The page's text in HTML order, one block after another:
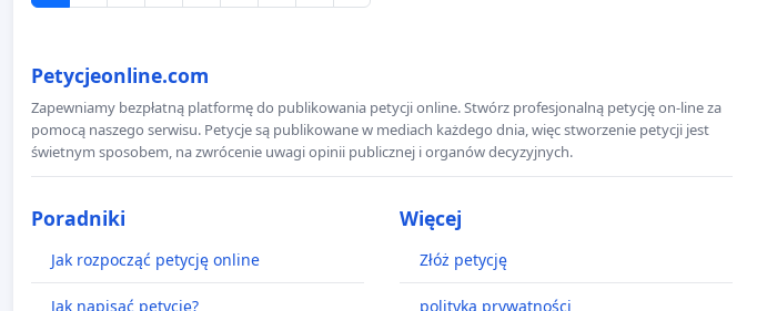
Petycjeonline.com
Zapewniamy bezpłatną platformę do publikowania petycji online. Stwórz profesjonalną petycję on-line za
pomocą naszego serwisu. Petycje są publikowane w mediach każdego dnia, więc stworzenie petycji jest
świetnym sposobem, na zwrócenie uwagi opinii publicznej i organów decyzyjnych.
Poradniki
Jak rozpocząć petycję online
Jak napisać petycję?
Więcej
Złóż petycję
polityka prywatności